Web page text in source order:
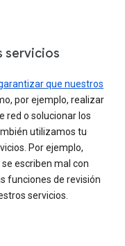
servicios
que nuestros
por ejemplo, realizar
red o solucionar los
utilizamos tu
Por ejemplo,
escriben mal con
funciones de revisión
servicios.